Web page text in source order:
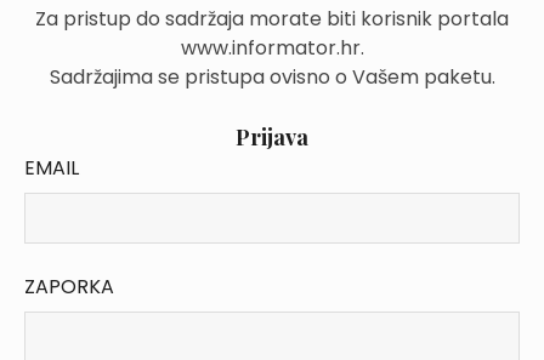
Za pristup do sadržaja morate biti korisnik portala
www.informator.hr.
Sadržajima se pristupa ovisno o Vašem paketu.
Prijava
EMAIL
ZAPORKA